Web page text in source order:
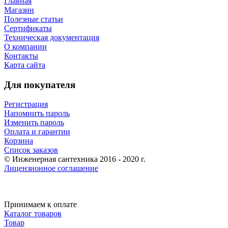
Магазин
Полезные статьи
Сертификаты
Техническая документация
О компании
Контакты
Карта сайта
Для покупателя
Регистрация
Напомнить пароль
Изменить пароль
Оплата и гарантии
Корзина
Список заказов
© Инженерная сантехника 2016 - 2020 г.
Лицензионное соглашение
Принимаем к оплате
Каталог товаров
Товар